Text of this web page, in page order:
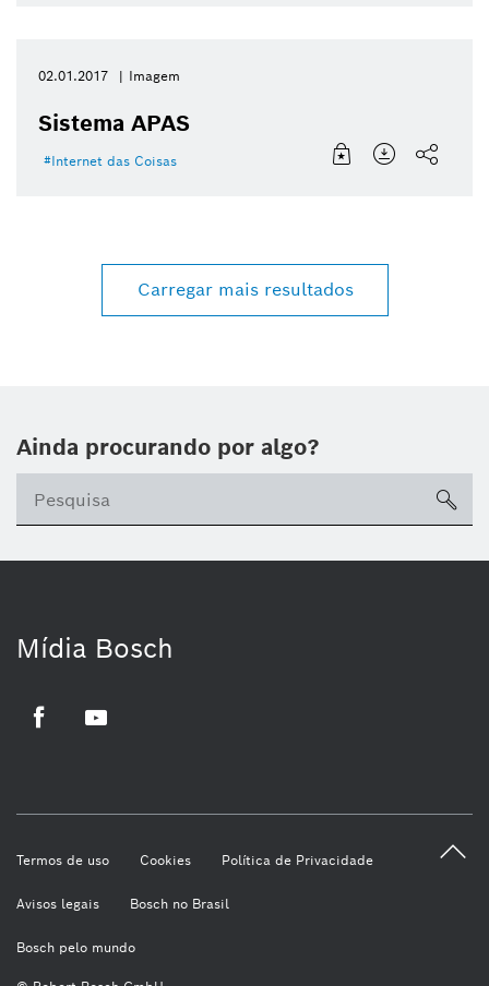
02.01.2017 Imagem
Sistema APAS
Internet das Coisas
Carregar mais resultados
Ainda procurando por algo?
Mídia Bosch
Termos de uso Cookies Política de Privacidade
Avisos legais Bosch no Brasil
Bosch pelo mundo